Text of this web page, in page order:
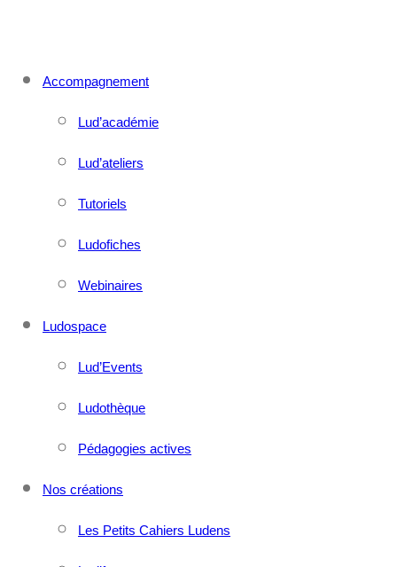
Accompagnement
Lud’académie
Lud’ateliers
Tutoriels
Ludofiches
Webinaires
Ludospace
Lud’Events
Ludothèque
Pédagogies actives
Nos créations
Les Petits Cahiers Ludens